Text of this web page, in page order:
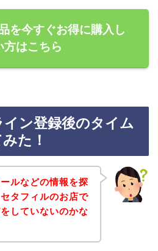
を今すぐお得に購入し
方はこちら
ン登録後のタイム
た！
ルなどの情報を探
タフィルのお店で
していないのかな